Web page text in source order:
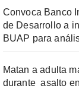
Convoca Banco
de Desarrollo a
BUAP para
Matan a adulta
durante asalto